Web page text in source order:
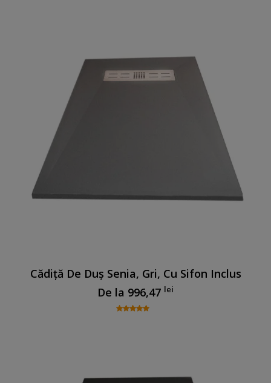
Cădiță De Duș Senia, Gri, Cu Sifon Inclus
De la 996,47 lei